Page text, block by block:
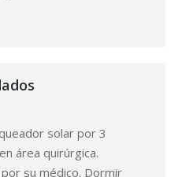
solar por 3
área quirúrgica.
su médico. Dormir